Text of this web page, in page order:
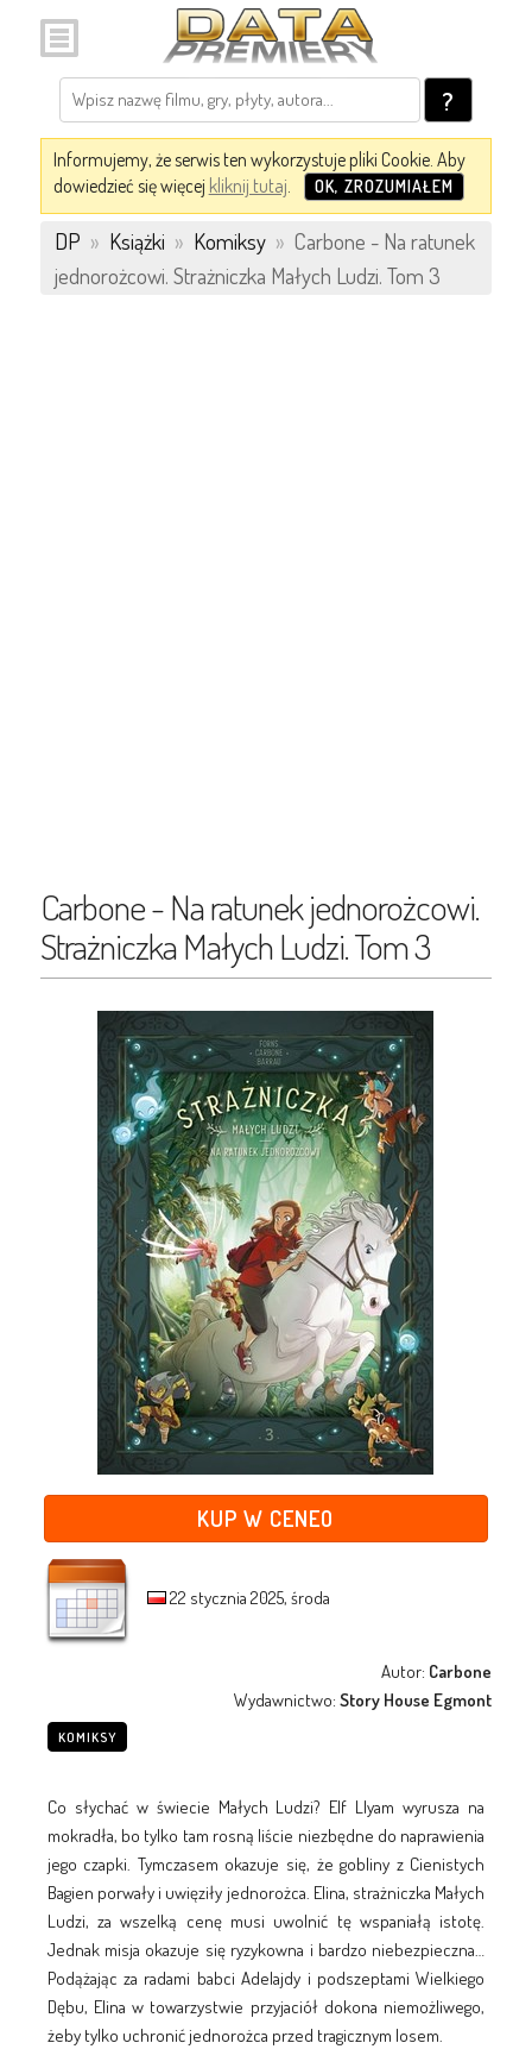
?
Informujemy, że serwis ten wykorzystuje pliki Cookie. Aby
dowiedzieć się więcej kliknij tutaj. OK, ZROZUMIAŁEM
DP » Książki » Komiksy » Carbone - Na ratunek
jednorożcowi. Strażniczka Małych Ludzi. Tom 3
Carbone - Na ratunek jednorożcowi.
Strażniczka Małych Ludzi. Tom 3
KUP W CENEO
22 stycznia 2025, środa
Autor: Carbone
Wydawnictwo:Story House Egmont
KOMIKSY
Co słychać w świecie Małych Ludzi? Elf Llyam wyrusza na
mokradła, bo tylko tam rosną liście niezbędne do naprawienia
jego czapki. Tymczasem okazuje się, że gobliny z Cienistych
Bagien porwały i uwięziły jednorożca. Elina, strażniczka Małych
Ludzi, za wszelką cenę musi uwolnić tę wspaniałą istotę.
Jednak misja okazuje się ryzykowna i bardzo niebezpieczna…
Podążając za radami babci Adelajdy i podszeptami Wielkiego
Dębu, Elina w towarzystwie przyjaciół dokona niemożliwego,
żeby tylko uchronić jednorożca przed tragicznym losem.